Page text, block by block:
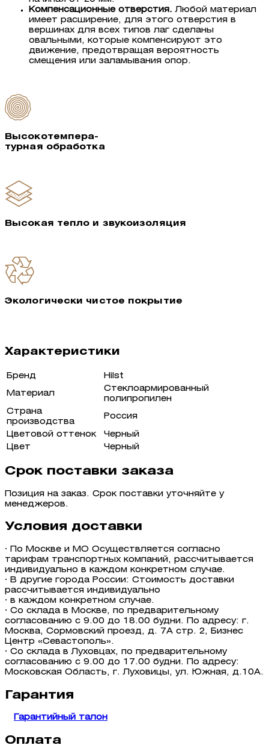
Компенсационные отверстия. Любой материал
имеет расширение, для этого отверстия в
вершинах для всех типов лаг сделаны
овальными, которые компенсируют это
движение, предотвращая вероятность
смещения или заламывания опор.
Высокотемпера-
турная обработка
Высокая тепло и звукоизоляция
Экологически чистое покрытие
Характеристики
Бренд Hilst
Материал
Стеклоармированный
полипропилен
Страна
производства
Россия
Цветовой оттенок
Черный
Цвет
Черный
Срок поставки заказа
Позиция на заказ. Срок поставки уточняйте у
менеджеров.
Условия доставки
· По Москве и МО Осуществляется согласно
тарифам транспортных компаний, рассчитывается
индивидуально в каждом конкретном случае.
· В другие города России: Стоимость доставки
рассчитывается индивидуально
· в каждом конкретном случае.
· Со склада в Москве, по предварительному
согласованию с 9.00 до 18.00 будни. По адресу: г.
Москва, Сормовский проезд, д. 7А стр. 2, Бизнес
Центр «Севастополь».
· Со склада в Луховцах, по предварительному
согласованию с 9.00 до 17.00 будни. По адресу:
Московская Область, г. Луховицы, ул. Южная, д.10А.
Гарантия
Гарантийный талон
Оплата